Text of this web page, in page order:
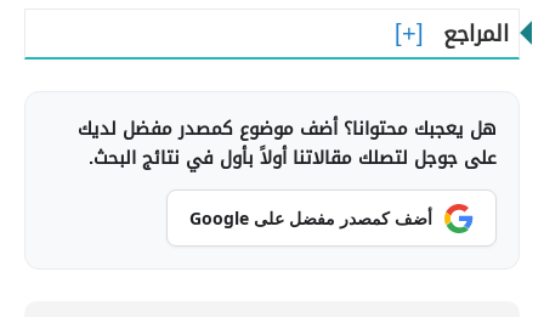
المراجع
هل يعجبك محتوانا؟ أضف موضوع كمصدر مفضل لديك
على جوجل لتصلك مقالاتنا أولاً بأول في نتائج البحث.
أضف كمصدر مفضل على Google